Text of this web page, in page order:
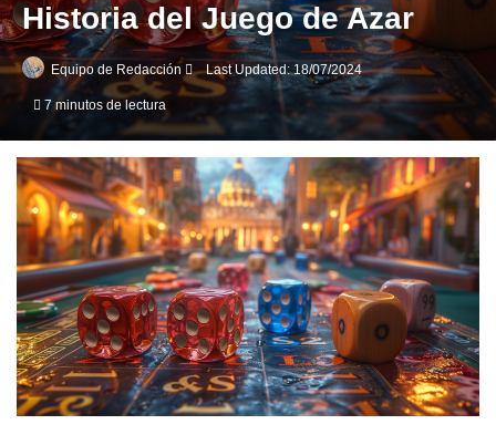
Historia del Juego de Azar
Equipo de Redacción
Send
an
email
Last Updated: 18/07/2024
7 minutos de lectura